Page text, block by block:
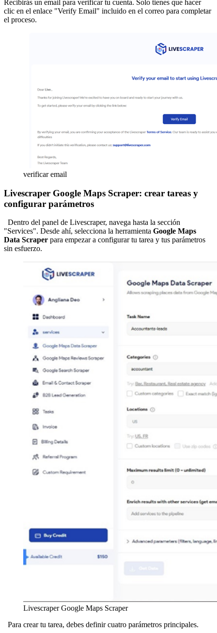
Recibirás un email para verificar tu cuenta. Solo tienes que hacer
clic en el enlace "Verify Email" incluido en el correo para completar
el proceso.
verificar email
Livescraper Google Maps Scraper: crear tareas y
configurar parámetros
Dentro del panel de Livescraper, navega hasta la sección
"Services". Desde ahí, selecciona la herramienta Google Maps
Data Scraper para empezar a configurar tu tarea y tus parámetros
sin esfuerzo.
Livescraper Google Maps Scraper
Para crear tu tarea, debes definir cuatro parámetros principales.